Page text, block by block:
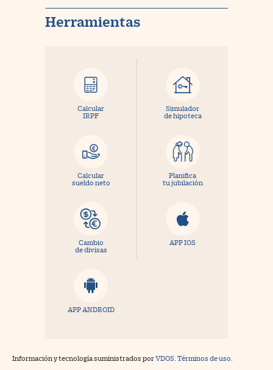
Herramientas
Calcular
IRPF
Simulador
de hipoteca
Calcular
sueldo neto
Planifica
tu jubilación
Cambio
de divisas
APP IOS
APP ANDROID
Información y tecnología suministrados porVDOS Términos de uso.